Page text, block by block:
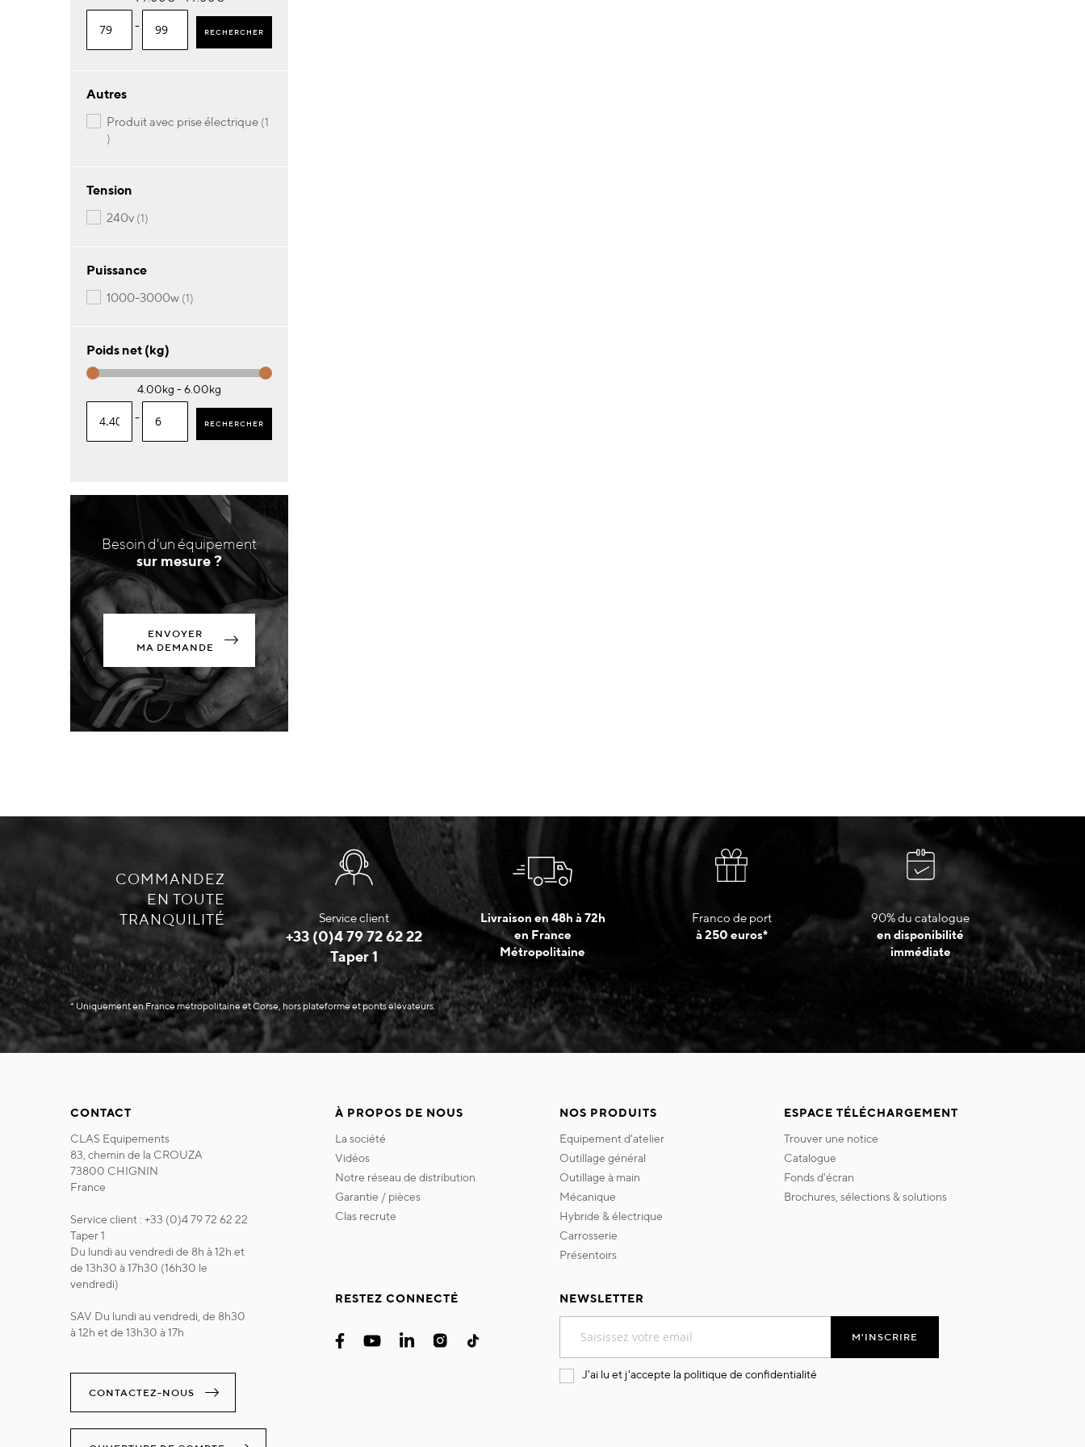
- RECHERCHER
Autres
produit avec prise électrique 1
article
Tension
240v 1article
Puissance
1000-3000w 1article
Poids net (kg)
4.00kg - 6.00kg
- RECHERCHER
Besoin d'un équipement
sur mesure ?
ENVOYER
MA DEMANDE
COMMANDEZ
EN TOUTE
TRANQUILITÉ
Service client
+33 (0)4 79 72 62 22
Taper 1
Livraison en 48h à 72h
en France
Métropolitaine
Franco de port
à 250 euros*
90% du catalogue
en disponibilité
immédiate
* Uniquement en France métropolitaine et Corse, hors plateforme et ponts élévateurs.
CONTACT
CLAS Equipements
83, chemin de la CROUZA
73800 CHIGNIN
France
Service client : +33 (0)4 79 72 62 22
Taper 1
Du lundi au vendredi de 8h à 12h et
de 13h30 à 17h30 (16h30 le
vendredi)
SAV Du lundi au vendredi, de 8h30
à 12h et de 13h30 à 17h
CONTACTEZ-NOUS
À PROPOS DE NOUS
la société
vidéos
notre réseau de distribution
garantie / pièces
clas recrute
NOS PRODUITS
equipement d'atelier
outillage général
outillage à main
mécanique
hybride & électrique
carrosserie
présentoirs
ESPACE TÉLÉCHARGEMENT
trouver une notice
catalogue
fonds d'écran
brochures, sélections & solutions
RESTEZ CONNECTÉ
NEWSLETTER
notre
lettre
M'INSCRIRE
J'ai lu et j'accepte la politique de confidentialité